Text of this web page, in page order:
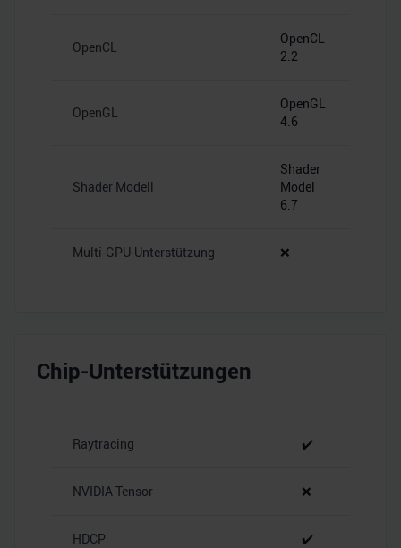
OpenCL
OpenCL
2.2
OpenGL
OpenGL
4.6
Shader Modell
Shader
Model
6.7
Multi-GPU-Unterstützung ❌
Chip-Unterstützungen
Raytracing ✔️
NVIDIA Tensor ❌
HDCP ✔️